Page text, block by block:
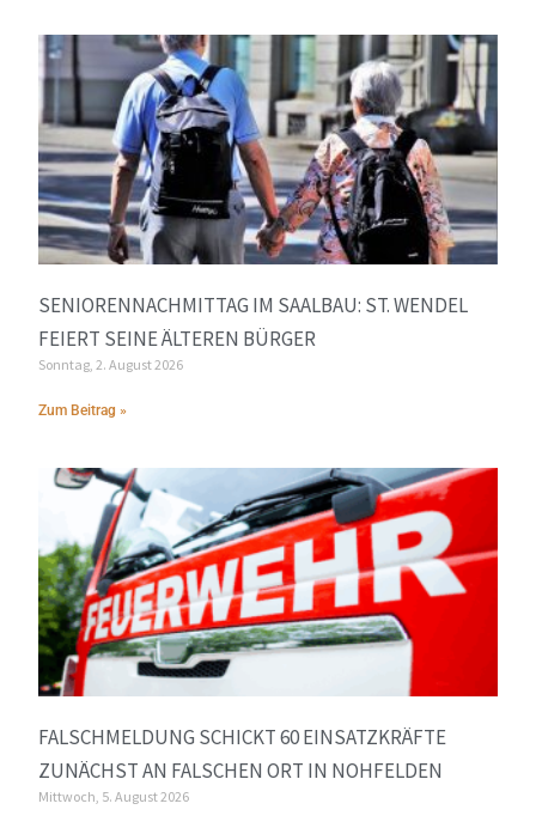
SENIORENNACHMITTAG IM SAALBAU: ST. WENDEL
FEIERT SEINE ÄLTEREN BÜRGER
Sonntag, 2. August 2026
Zum Beitrag »
FALSCHMELDUNG SCHICKT 60 EINSATZKRÄFTE
ZUNÄCHST AN FALSCHEN ORT IN NOHFELDEN
Mittwoch, 5. August 2026